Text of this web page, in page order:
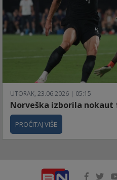
UTORAK, 23.06.2026 | 05:15
Norveška izborila
PROČITAJ VIŠE